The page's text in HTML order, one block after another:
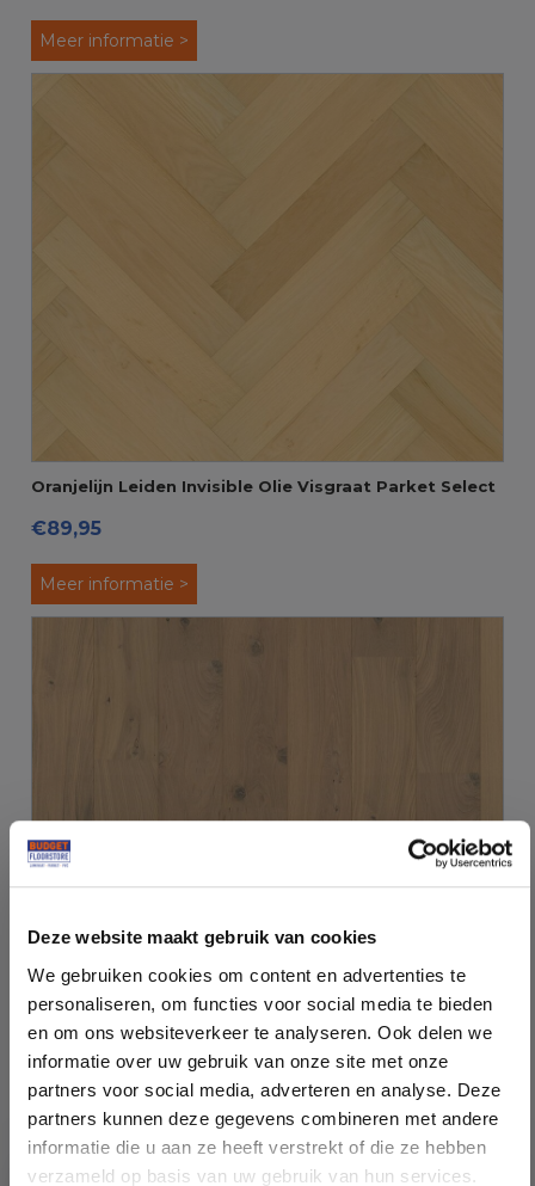
Deze website maakt gebruik van cookies
We gebruiken cookies om content en advertenties te
personaliseren, om functies voor social media te bieden
en om ons websiteverkeer te analyseren. Ook delen we
informatie over uw gebruik van onze site met onze
partners voor social media, adverteren en analyse. Deze
partners kunnen deze gegevens combineren met andere
informatie die u aan ze heeft verstrekt of die ze hebben
verzameld op basis van uw gebruik van hun services.
Meer informatie >
Oranjelijn Leiden Invisible Olie Visgraat Parket Select
Amerikaans Eiken
€89,95
Meer informatie >
Oranjelijn Johannesburg Invisible Olie Parket Extra
€59,95
Meer informatie >